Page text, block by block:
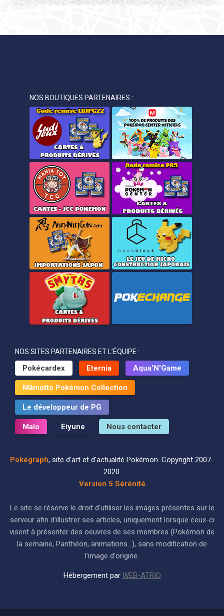
NOS BOUTIQUES PARTENAIRES :
NOS SITES PARTENAIRES ET L’ÉQUIPE :
Pokécardex Eternia Aqua'N'Game
Mâmotto Pokémon Collection
Le développeur de PG
Malo Eiyune Nous contacter
Pokégraph, site d'art et d'actualité Pokémon. Copyright 2007-
2020.
Version 5 Sérénité
Le site se réserve le droit d'utiliser les images présentes sur le
serveur afin d'illustrer ses articles, uniquement lorsque ceux-ci
visent à présenter des oeuvres de ses membres (Pokémon de
la semaine, Panthéon, animations...), sans modification de
l'image d'origine.
Hébergement par WEB-ATRIO